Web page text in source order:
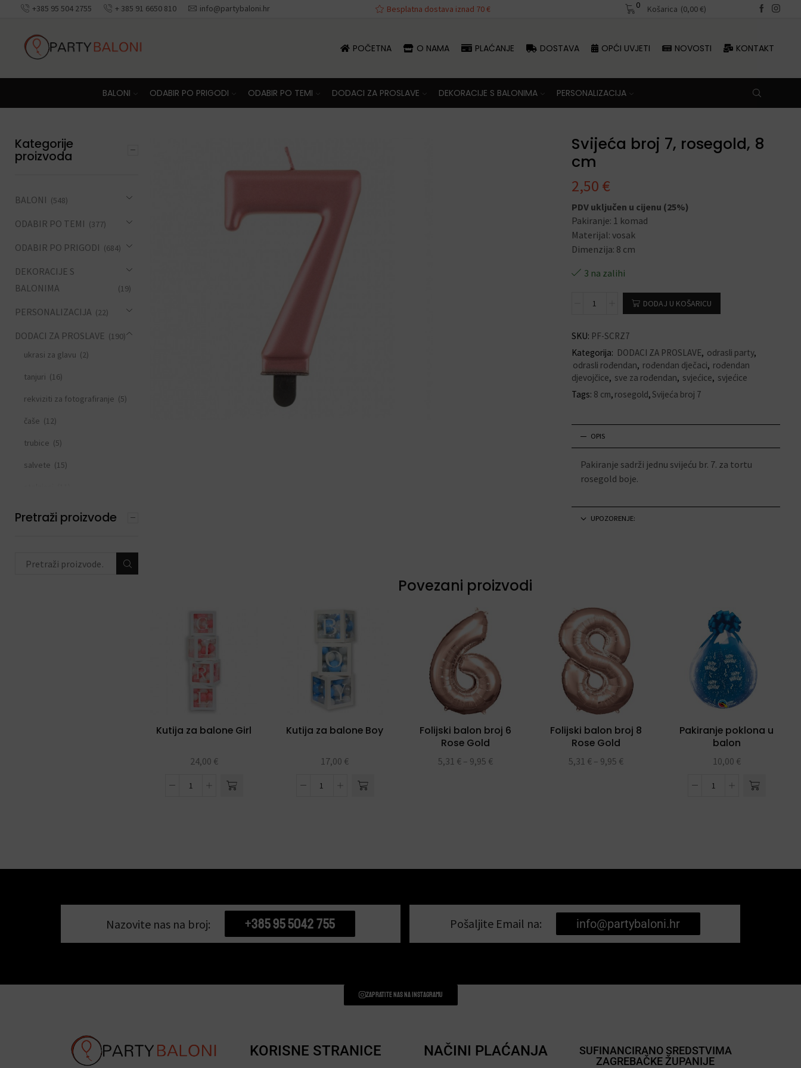
+385 95 504 2755 + 385 91 6650 810 info@partybaloni.hr
Besplatna dostava iznad 70 € Besplatna dostava iznad 70 € Besplatna dostava iznad 70 €
0 Košarica (0,00€)
POČETNA O NAMA PLAĆANJE DOSTAVA OPĆI UVJETI NOVOSTI KONTAKT
BALONI ODABIR PO PRIGODI ODABIR PO TEMI DODACI ZA PROSLAVE DEKORACIJE S BALONIMA PERSONALIZACIJA
Svijeća broj 7, rosegold, 8
cm
2,50 €
PDV uključen u cijenu (25%)
Pakiranje: 1 komad
Materijal: vosak
Dimenzija: 8 cm
3 na zalihi
DODAJ U KOŠARICU
SKU: PF-SCRZ7
Kategorija: DODACI ZA PROSLAVE, odrasli party,
odrasli rođendan, rođendan dječaci, rođendan
djevojčice, sve za rođendan, svjećice, svjećice
Tags: 8 cm, rosegold,Svijeća broj 7
OPIS
Pakiranje sadrži jednu svijeću br. 7. za tortu
rosegold boje.
UPOZORENJE:
Povezani proizvodi
Kutija za balone Girl
24,00 €
Kutija za balone Boy
17,00 €
Folijski balon broj 6
Rose Gold
5,31 € – 9,95 €
Folijski balon broj 8
Rose Gold
5,31 € – 9,95 €
Pakiranje poklona u
balon
10,00 €
Kategorije
proizvoda
BALONI (548)
ODABIR PO TEMI (377)
ODABIR PO PRIGODI (684)
DEKORACIJE S
BALONIMA
(19)
PERSONALIZACIJA (22)
DODACI ZA PROSLAVE (190)
ukrasi za glavu (2)
tanjuri (16)
rekviziti za fotografiranje (5)
čaše (12)
trubice (5)
salvete (15)
Pretraži proizvode
Nazovite nas na broj: +385 95 5042 755 Pošaljite Email na: info@partybaloni.hr
Zapratite nas na instagramu
KORISNE STRANICE NAČINI PLAĆANJA
SUFINANCIRANO SREDSTVIMA
ZAGREBAČKE ŽUPANIJE